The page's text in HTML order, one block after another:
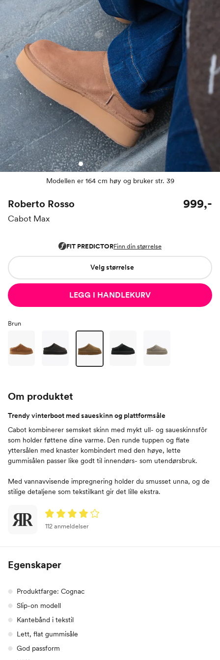
Modellen er 164 cm høy og bruker str. 39
Roberto Rosso
Cabot Max
999,-
Velg størrelse
LEGG I HANDLEKURV
Brun
Om produktet
Trendy vinterboot med saueskinn og plattformsåle
Cabot kombinerer semsket skinn med mykt ull- og saueskinnsfôr
som holder føttene dine varme. Den runde tuppen og flate
yttersålen med knaster kombindert med den høye, lette
gummisålen passer like godt til innendørs- som utendørsbruk.
Med vannavvisende impregnering holder du smusset unna, og de
stilige detaljene som tekstilkant gir det lille ekstra.
112 anmeldelser
Egenskaper
Produktfarge: Cognac
Slip-on modell
Kantebånd i tekstil
Lett, flat gummisåle
God passform